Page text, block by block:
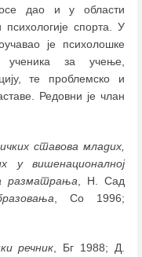
дао и у области
психологије спорта. У
је психолошке
ученика за учење,
те проблемско и
Редовни је члан
ставова младих,
у вишенационалној
разматрања , Н. Сад
, Со 1996;
речник , Бг 1988; Д.